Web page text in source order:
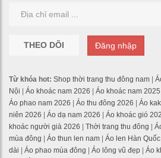
THEO DÕI Đăng nhập
Từ khóa hot: Shop thời trang thu đông nam
Nội
Áo khoác nam 2026 Áo khoác nam 2025
Áo phao nam 2026
Áo thu đông 2026 Áo
niên 2026
Áo dạ nam 2026 Áo khoác gió
khoác người già 2026
Thời trang thu đông
mùa đông
Áo thun len nam Áo len Hàn Quốc
dài
Áo phao mùa đông Áo lông vũ đẹp Áo